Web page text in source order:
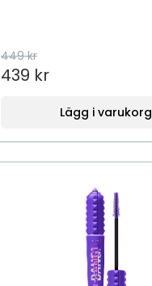
449 kr
439 kr
Lägg i varukorg